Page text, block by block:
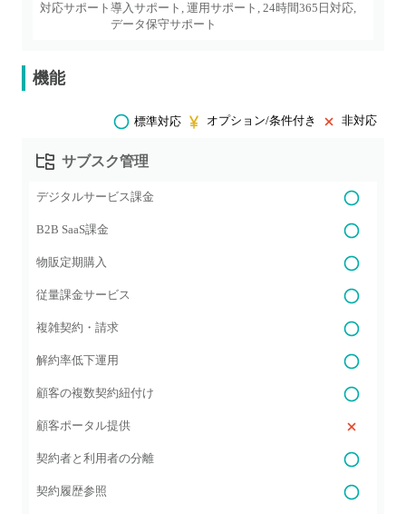
対応サポート 導入サポート, 運用サポート, 24時間365日対応,
データ保守サポート
機能
標準対応 オプション/条件付き 非対応
サブスク管理
デジタルサービス課金
B2B SaaS課金
物販定期購入
従量課金サービス
複雑契約・請求
解約率低下運用
顧客の複数契約紐付け
顧客ポータル提供
契約者と利用者の分離
契約履歴参照